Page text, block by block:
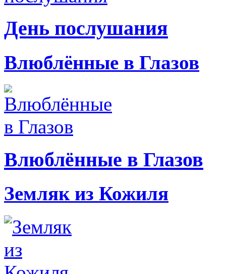
День послушания
Влюблённые в Глазов
Влюблённые в Глазов
Земляк из Кожиля